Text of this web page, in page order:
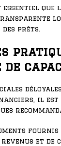
essentiel
prêts.
il
fournis
et de